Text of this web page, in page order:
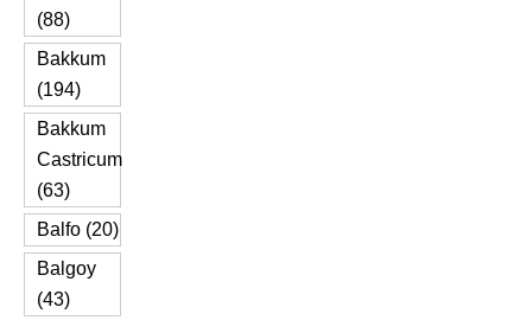
(88)
Bakkum
(194)
Bakkum
Castricum
(63)
Balfo (20)
Balgoy
(43)